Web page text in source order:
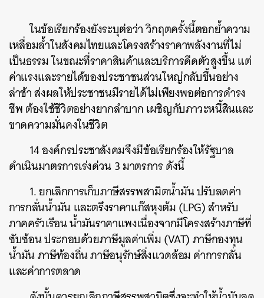
ในข้อเรียกร้องยังระบุต่อว่า วิกฤตครั้งนี้ตอกย้ำความ
เหลื่อมล้ำในสังคมไทยและโครงสร้างราคาพลังงานที่ไม่
เป็นธรรม ในขณะที่ราคาสินค้าและบริการดีดตัวสูงขึ้น แต่
ค่าแรงและรายได้ของประชาชนส่วนใหญ่กลับขึ้นอย่าง
ล่าช้า ส่งผลให้ประชาชนมีรายได้ไม่เพียงพอต่อการดำรง
ชีพ ต้องใช้ชีวิตอย่างยากลำบาก เผชิญกับภาวะหนี้สินและ
ขาดความมั่นคงในชีวิต
14 องค์กรประชาสังคมจึงมีข้อเรียกร้องให้รัฐบาล
ดำเนินมาตรการเร่งด่วน 3 มาตรการ ดังนี้
1. ยกเลิกการเก็บภาษีสรรพสามิตน้ำมัน ปรับลดค่า
การกลั่นน้ำมัน และตรึงราคาแก๊สหุงต้ม (LPG) สำหรับ
ภาคครัวเรือน น้ำมันราคาแพงเนื่องจากมีโครงสร้างภาษีที่
ซับซ้อน ประกอบด้วยภาษีมูลค่าเพิ่ม (VAT) ภาษีกองทุน
น้ำมัน ภาษีท้องถิ่น ภาษีอนุรักษ์สิ่งแวดล้อม ค่าการกลั่น
และค่าการตลาด